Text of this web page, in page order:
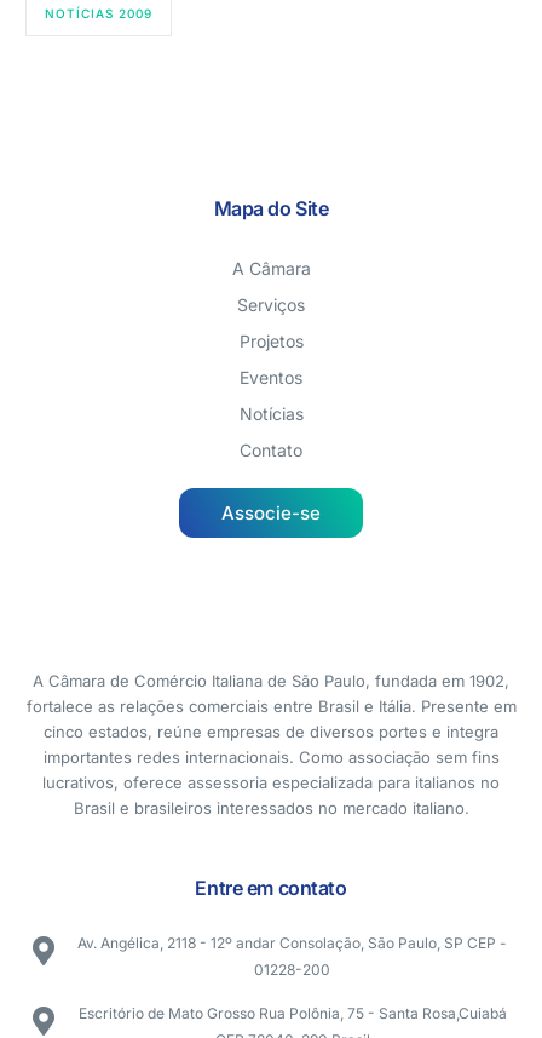
NOTÍCIAS 2009
Mapa do Site
A Câmara
Serviços
Projetos
Eventos
Notícias
Contato
Associe-se
A Câmara de Comércio Italiana de São Paulo, fundada em 1902,
fortalece as relações comerciais entre Brasil e Itália. Presente em
cinco estados, reúne empresas de diversos portes e integra
importantes redes internacionais. Como associação sem fins
lucrativos, oferece assessoria especializada para italianos no
Brasil e brasileiros interessados no mercado italiano.
Entre em contato
Av. Angélica, 2118 - 12º andar Consolação, São Paulo, SP CEP -
01228-200
Escritório de Mato Grosso Rua Polônia, 75 - Santa Rosa,Cuiabá